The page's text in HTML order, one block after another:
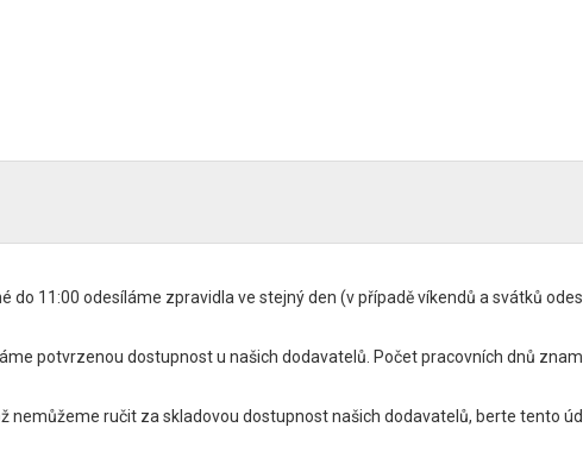
do 11:00 odesíláme zpravidla ve stejný den (v případě víkendů a svátků
potvrzenou dostupnost u našich dodavatelů. Počet pracovních dnů
nemůžeme ručit za skladovou dostupnost našich dodavatelů, berte tento